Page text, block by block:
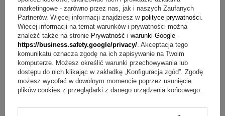
Jeżeli powyższy opis jest dla Ciebie niewystarczający, prześlij nam
swoje pytanie odnośnie tego produktu. Postaramy się odpowiedzieć tak
szybko jak tylko będzie to możliwe.Dane są przetwarzane zgodnie z
polityką prywatności . Przesyłając je, akceptujesz jej postanowienia.
E-mail
Pytanie
marketingowe - zarówno przez nas, jak i naszych Zaufanych
Partnerów. Więcej informacji znajdziesz w polityce prywatności.
Więcej informacji na temat warunków i prywatności można
znaleźć także na stronie Prywatność i warunki Google -
https://business.safety.google/privacy/. Akceptacja tego
komunikatu oznacza zgodę na ich zapisywanie na Twoim
komputerze. Możesz określić warunki przechowywania lub
dostępu do nich klikając w zakładkę „Konfiguracja zgód”. Zgodę
możesz wycofać w dowolnym momencie poprzez usunięcie
plików cookies z przeglądarki z danego urządzenia końcowego.